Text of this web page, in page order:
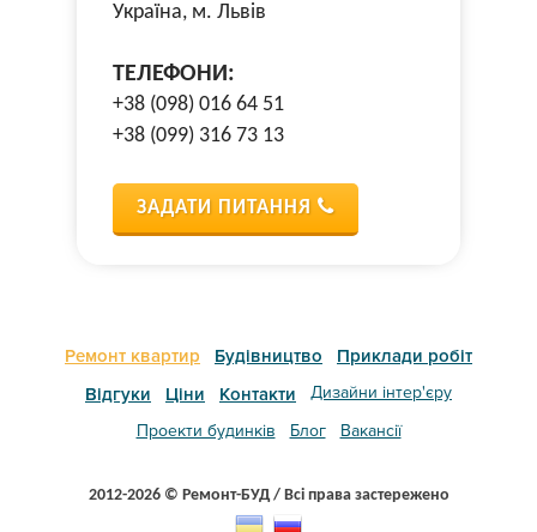
Україна, м. Львів
ТЕЛЕФОНИ:
+38 (098) 016 64 51
+38 (099) 316 73 13
ЗАДАТИ ПИТАННЯ
Ремонт квартир Будівництво
Приклади робіт
Відгуки
Ціни Контакти
Дизайни інтер'єру
Проекти будинків
Блог Вакансії
2012-2026 © Ремонт-БУД / Всі права застережено